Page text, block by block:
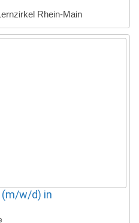
Rhein-Main
(m/w/d) in